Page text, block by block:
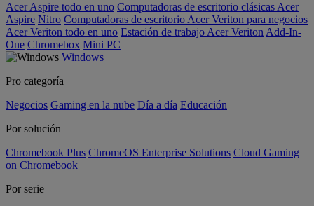
Acer Aspire todo en uno Computadoras de escritorio clásicas Acer
Aspire Nitro Computadoras de escritorio Acer Veriton para negocios
Acer Veriton todo en uno Estación de trabajo Acer Veriton Add-In-
One Chromebox Mini PC
Windows
Pro categoría
Negocios Gaming en la nube Día a día Educación
Por solución
Chromebook Plus ChromeOS Enterprise Solutions Cloud Gaming
on Chromebook
Por serie